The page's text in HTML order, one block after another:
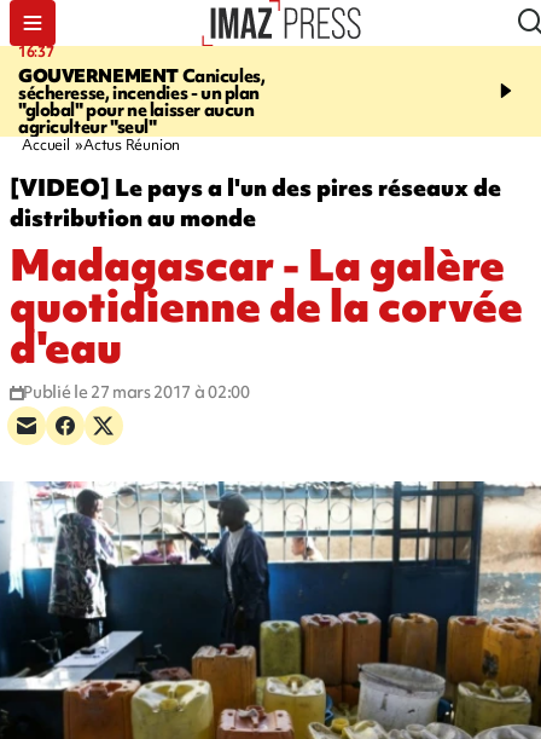
16:37
GOUVERNEMENTCanicules,
sécheresse, incendies - un plan
"global" pour ne laisser aucun
agriculteur "seul"
20:23
interpellé, coprs
Accueil Actus Réunion
[VIDEO] Le pays a l'un des pires réseaux de
distribution au monde
Madagascar - La galère
quotidienne de la corvée
d'eau
Publié le 27 mars 2017 à 02:00